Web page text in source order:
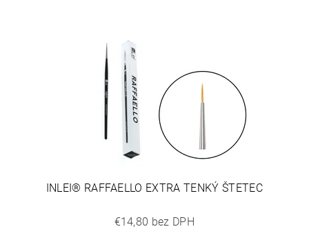
INLEI® RAFFAELLO EXTRA TENKÝ ŠTETEC
€14,80 bez DPH